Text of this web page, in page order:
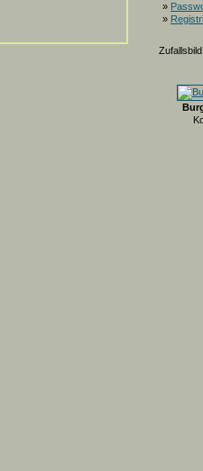
»
»
Zufallsbild